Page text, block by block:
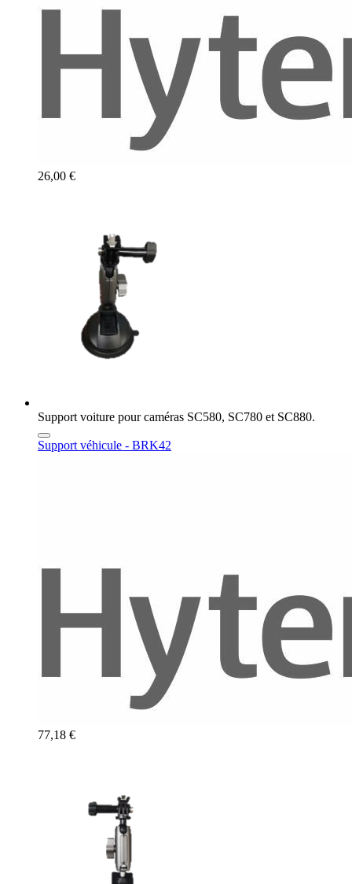
26,00 €
Support voiture pour caméras SC580, SC780 et SC880.
Support véhicule - BRK42
77,18 €